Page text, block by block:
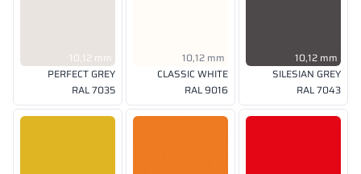
10,12 mm
PERFECT GREY
RAL 7035
10,12 mm
CLASSIC WHITE
RAL 9016
10,12 mm
SILESIAN GREY
RAL 7043